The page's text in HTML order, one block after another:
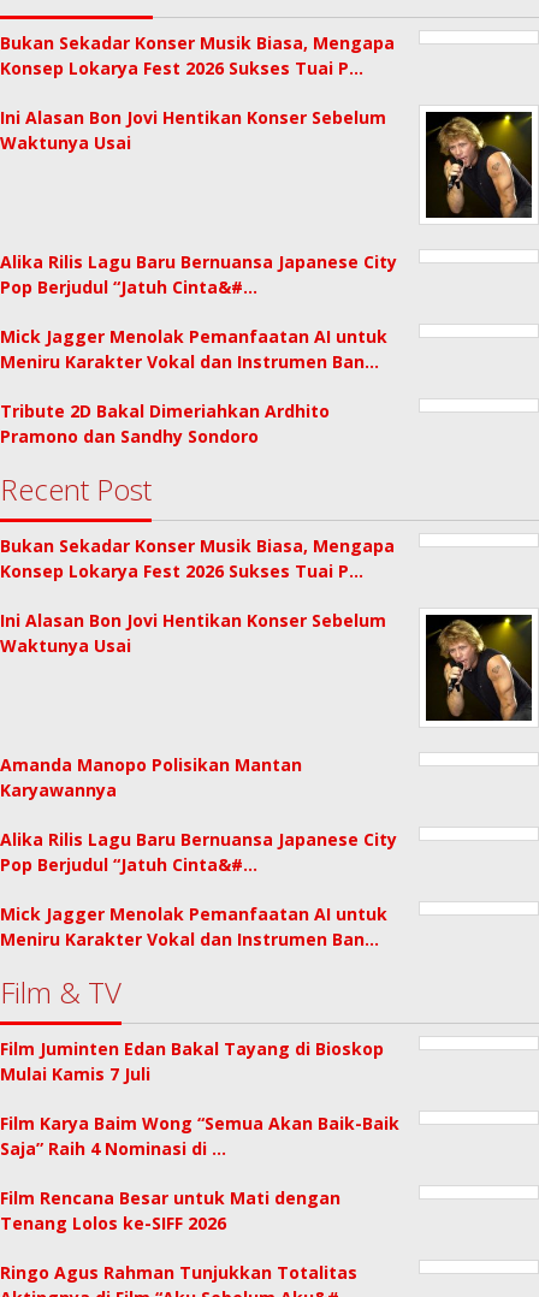
Bukan Sekadar Konser Musik Biasa, Mengapa
Konsep Lokarya Fest 2026 Sukses Tuai P…
Ini Alasan Bon Jovi Hentikan Konser Sebelum
Waktunya Usai
Alika Rilis Lagu Baru Bernuansa Japanese City
Pop Berjudul “Jatuh Cinta&#…
Mick Jagger Menolak Pemanfaatan AI untuk
Meniru Karakter Vokal dan Instrumen Ban…
Tribute 2D Bakal Dimeriahkan Ardhito
Pramono dan Sandhy Sondoro
Recent Post
Bukan Sekadar Konser Musik Biasa, Mengapa
Konsep Lokarya Fest 2026 Sukses Tuai P…
Ini Alasan Bon Jovi Hentikan Konser Sebelum
Waktunya Usai
Amanda Manopo Polisikan Mantan
Karyawannya
Alika Rilis Lagu Baru Bernuansa Japanese City
Pop Berjudul “Jatuh Cinta&#…
Mick Jagger Menolak Pemanfaatan AI untuk
Meniru Karakter Vokal dan Instrumen Ban…
Film & TV
Film Juminten Edan Bakal Tayang di Bioskop
Mulai Kamis 7 Juli
Film Karya Baim Wong “Semua Akan Baik-Baik
Saja” Raih 4 Nominasi di …
Film Rencana Besar untuk Mati dengan
Tenang Lolos ke-SIFF 2026
Ringo Agus Rahman Tunjukkan Totalitas